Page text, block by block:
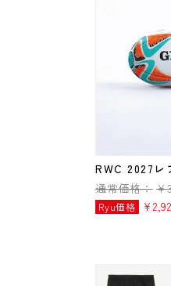
RWC 2027レ
通常価格： ¥
Ryu価格
¥